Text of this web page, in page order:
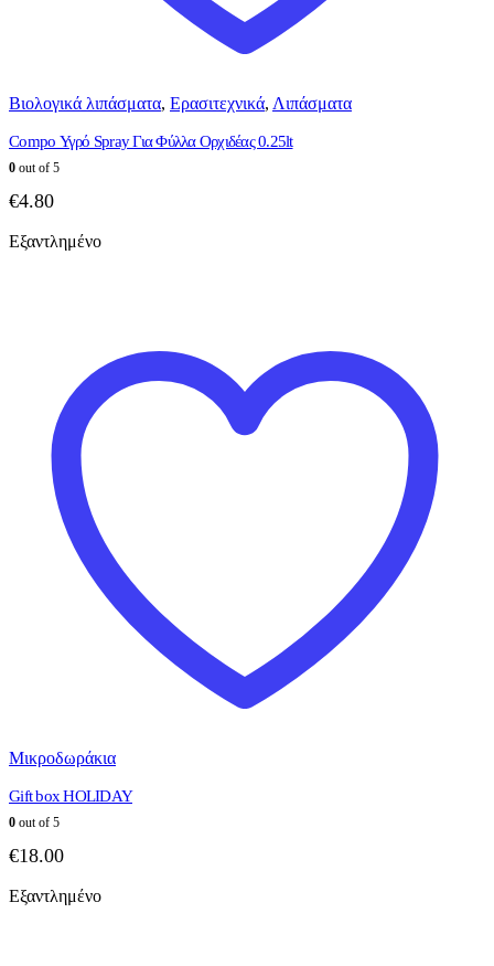
Βιολογικά λιπάσματα, Ερασιτεχνικά, Λιπάσματα
Compo Υγρό Spray Για Φύλλα Ορχιδέας 0.25lt
0 out of 5
€4.80
Εξαντλημένο
Μικροδωράκια
Gift box HOLIDAY
0 out of 5
€18.00
Εξαντλημένο